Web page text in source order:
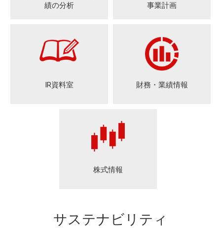
績の分析
事業計画
IR資料室 財務・業績情報
株式情報
サステナビリティ